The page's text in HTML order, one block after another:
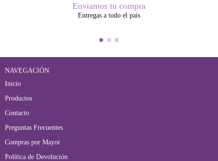
Enviamos tu compra
Entregas a todo el país
NAVEGACIÓN
Inicio
Productos
Contacto
Preguntas Frecuentes
Compras por Mayor
Política de Devolución